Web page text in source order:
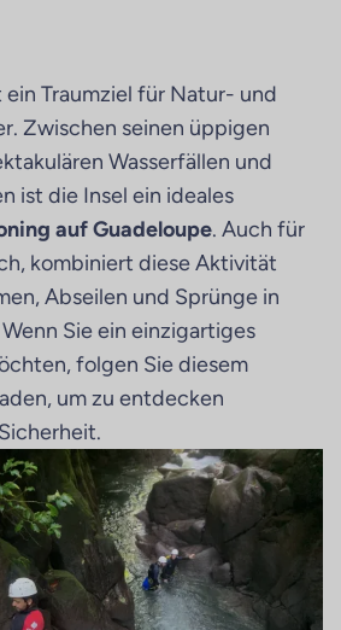
ein Traumziel für Natur- und
Zwischen seinen üppigen
Wasserfällen und
ist die Insel ein ideales
auf Guadeloupe. Auch für
kombiniert diese Aktivität
Abseilen und Sprünge in
Sie ein einzigartiges
folgen Sie diesem
um zu entdecken